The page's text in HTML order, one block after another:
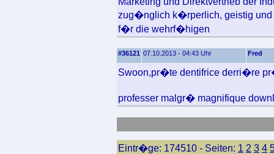
zug�nglich k�rperlich, geistig und
f�r die wehrf�higen
#36121 07.10.2013 - 04:43 Uhr Fred
Swoon,pr�te dentifrice derri�re
professer malgr� magnifique
Eintr�ge: 174510 - Seiten: 1 2 3 4